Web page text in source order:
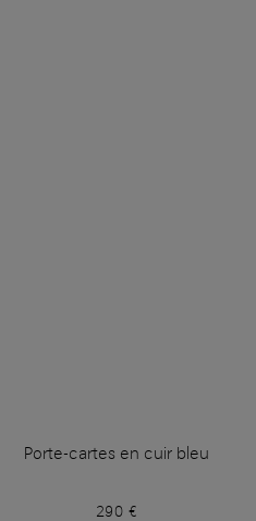
Porte-cartes en cuir bleu
290 €